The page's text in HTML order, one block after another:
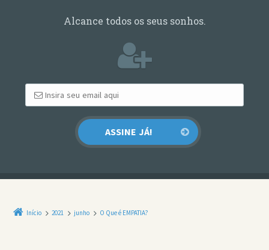
Alcance todos os seus sonhos.
Início 2021 junho O Que é EMPATIA?